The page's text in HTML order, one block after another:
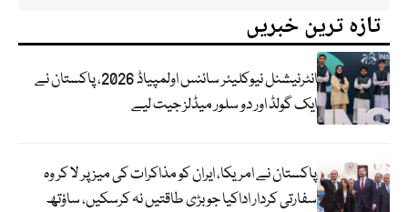
تازہ ترین خبریں
انٹرنیشنل نیوکلیئر سائنس اولمپیاڈ 2026، پاکستان نے
ایک گولڈ اور دو سلور میڈلز جیت لیے
پاکستان نے امریکا، ایران کو مذاکرات کی میز پر لا کر وہ
سفارتی کردار اداکیا جو بڑی طاقتیں نہ کرسکیں، ساؤتھ